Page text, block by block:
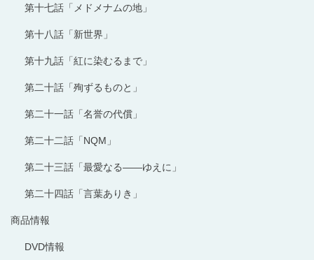
第十七話「メドメナムの地」
第十八話「新世界」
第十九話「紅に染むるまで」
第二十話「殉ずるものと」
第二十一話「名誉の代償」
第二十二話「NQM」
第二十三話「最愛なる――ゆえに」
第二十四話「言葉ありき」
商品情報
DVD情報